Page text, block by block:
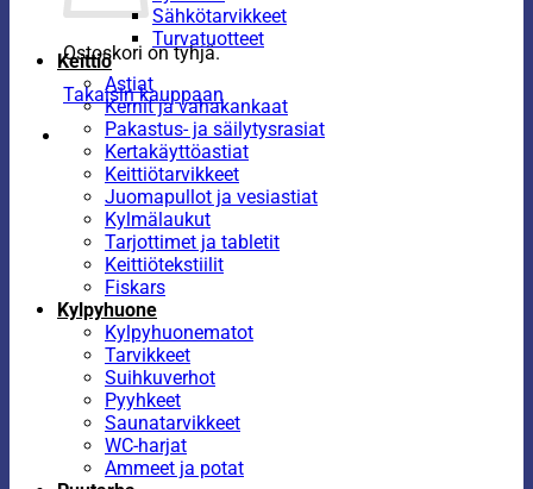
Ostoskori on tyhjä.
Takaisin kauppaan
Sähkötarvikkeet
Turvatuotteet
Keittiö
Astiat
Kernit ja vahakankaat
Pakastus- ja säilytysrasiat
Kertakäyttöastiat
Keittiötarvikkeet
Juomapullot ja vesiastiat
Kylmälaukut
Tarjottimet ja tabletit
Keittiötekstiilit
Fiskars
Kylpyhuone
Kylpyhuonematot
Tarvikkeet
Suihkuverhot
Pyyhkeet
Saunatarvikkeet
WC-harjat
Ammeet ja potat